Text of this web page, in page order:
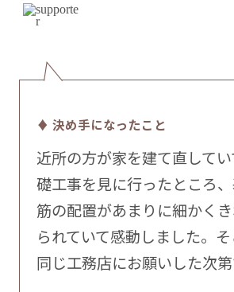
♦ 決め手になったこと
近所の方が家を建て直して
礎工事を見に行ったところ
筋の配置があまりに細かく
られていて感動しました。
同じ工務店にお願いした次第